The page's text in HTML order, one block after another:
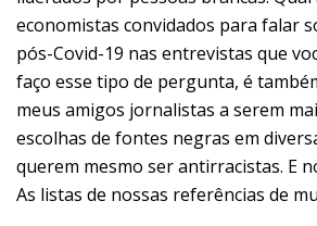
economistas convidados para falar
pós-Covid-19 nas entrevistas que
faço esse tipo de pergunta, é
meus amigos jornalistas a serem
escolhas de fontes negras em
querem mesmo ser antirracistas. E
As listas de nossas referências de